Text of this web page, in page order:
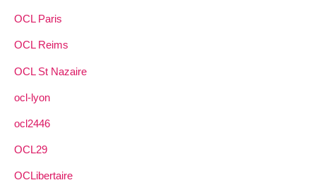
OCL Paris
OCL Reims
OCL St Nazaire
ocl-lyon
ocl2446
OCL29
OCLibertaire